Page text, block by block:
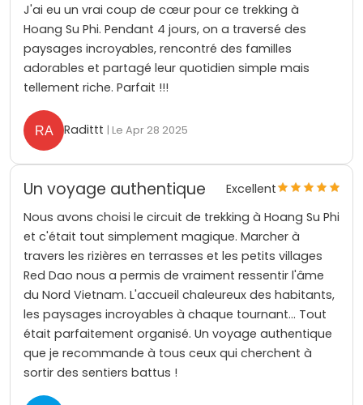
J'ai eu un vrai coup de cœur pour ce trekking à
Hoang Su Phi. Pendant 4 jours, on a traversé des
paysages incroyables, rencontré des familles
adorables et partagé leur quotidien simple mais
tellement riche. Parfait !!!
Radittt | Le Apr 28 2025
Un voyage authentique
Excellent
Nous avons choisi le circuit de trekking à Hoang Su Phi
et c'était tout simplement magique. Marcher à
travers les rizières en terrasses et les petits villages
Red Dao nous a permis de vraiment ressentir l'âme
du Nord Vietnam. L'accueil chaleureux des habitants,
les paysages incroyables à chaque tournant… Tout
était parfaitement organisé. Un voyage authentique
que je recommande à tous ceux qui cherchent à
sortir des sentiers battus !